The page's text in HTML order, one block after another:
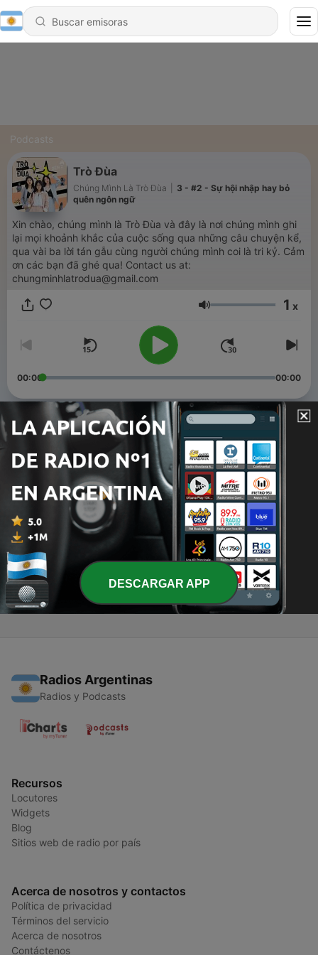
Podcasts
Trò Đùa
Chúng Mình Là Trò Đùa
3 - #2 - Sự hội nhập hay bỏ
quên ngôn ngữ
Xin chào, chúng mình là Trò Đùa và đây là nơi chúng mình ghi
lại mọi khoảnh khắc của cuộc sống qua những câu chuyện kể,
qua vài ba lời tán gẫu cùng người chúng mình coi là tri kỷ. Cảm
ơn các bạn đã ghé qua! Contact us at:
chungminhlatrodua@gmail.com
Volumen 1 x
00:00 00:00
Episodios
3 - #2 - Sự hội nhập hay bỏ quên ngôn ngữ
22 oct. 2021
#1 - Mối quan hệ lời chúc
04 oct. 2021
1 - #0 - Chúng mình đã trải qua kì thi quan trọng nhất
đời người!
14 sep. 2021
Radios Argentinas
Radios y Podcasts
Recursos
Locutores
Widgets
Blog
Sitios web de radio por país
Acerca de nosotros y contactos
Política de privacidad
Términos del servicio
Acerca de nosotros
Contáctenos
DESCARGAR APP